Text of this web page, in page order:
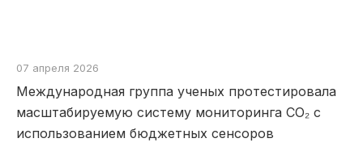
07 апреля 2026
Международная группа ученых протестировала
масштабируемую систему мониторинга CO₂ с
использованием бюджетных сенсоров